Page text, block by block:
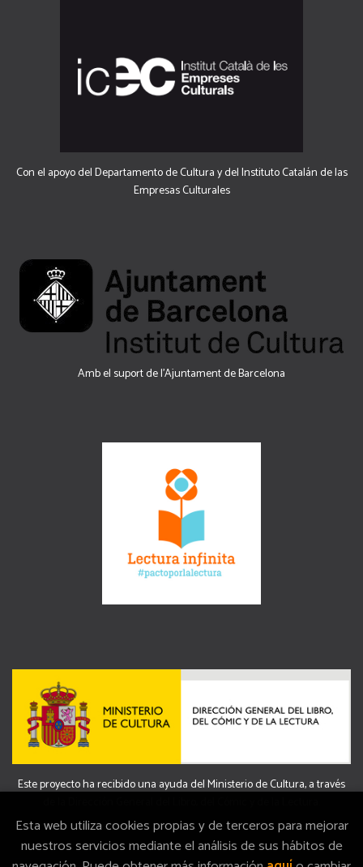
Con el apoyo del Departamento de Cultura y del Instituto Catalán de las
Empresas Culturales
Amb el suport de l’Ajuntament de Barcelona
Este proyecto ha recibido una ayuda del Ministerio de Cultura, a través
Esta web utiliza cookies propias y de terceros para mejorar
nuestros servicios mediante el análisis de sus hábitos de